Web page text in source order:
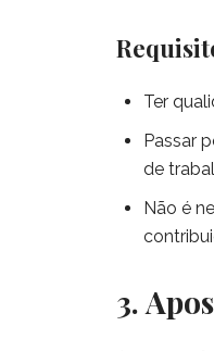
Ter
Passar
de
Não é
3.